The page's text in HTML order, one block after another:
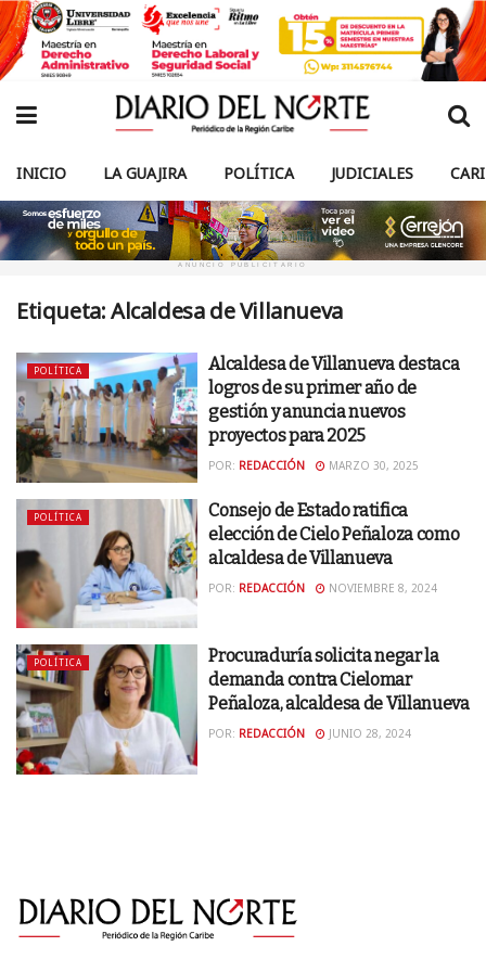
INICIO LA GUAJIRA POLÍTICA JUDICIALES
ANUNCIO PUBLICITARIO
Etiqueta:Alcaldesa de Villanueva
POLÍTICA
Alcaldesa de Villanueva destaca
logros de su primer año de
gestión y anuncia nuevos
proyectos para 2025
POR: REDACCIÓN MARZO 30, 2025
POLÍTICA
Consejo de Estado ratifica
elección de Cielo Peñaloza como
alcaldesa de Villanueva
POR: REDACCIÓN NOVIEMBRE 8, 2024
POLÍTICA
Procuraduría solicita negar la
demanda contra Cielomar
Peñaloza, alcaldesa de Villanueva
POR: REDACCIÓN JUNIO 28, 2024